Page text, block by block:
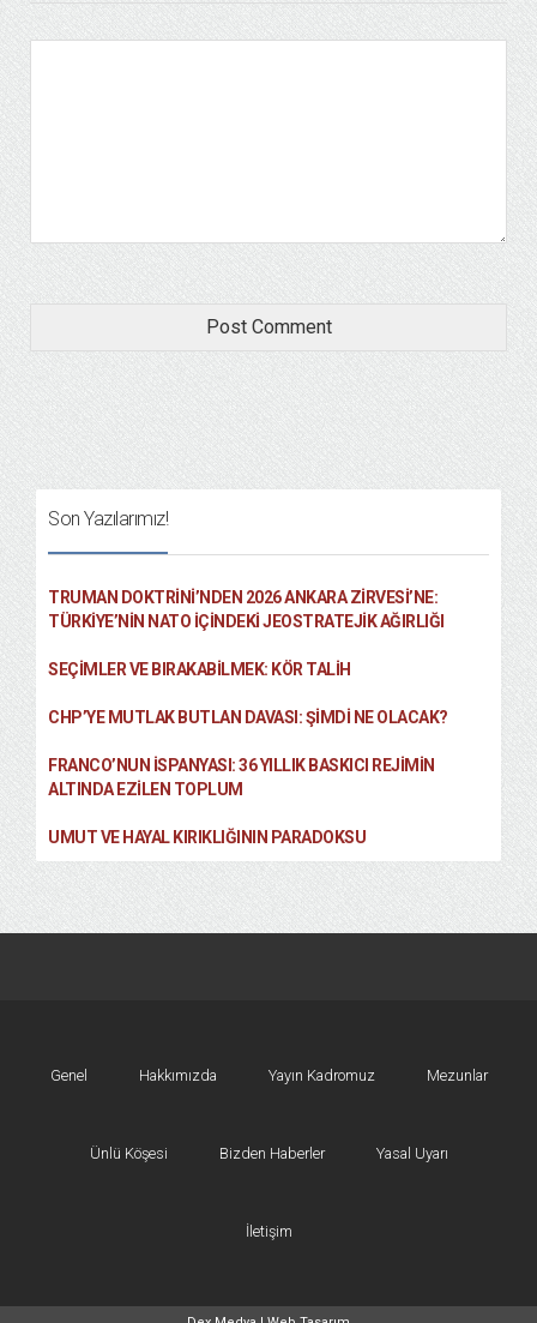
Son Yazılarımız!
TRUMAN DOKTRINI’NDEN 2026 ANKARA ZIRVESI’NE:
TÜRKIYE’NIN NATO İÇINDEKI JEOSTRATEJIK AĞIRLIĞI
SEÇIMLER VE BIRAKABILMEK: KÖR TALIH
CHP’YE MUTLAK BUTLAN DAVASI: ŞİMDİ NE OLACAK?
FRANCO’NUN İSPANYASI: 36 YILLIK BASKICI REJIMIN
ALTINDA EZILEN TOPLUM
UMUT VE HAYAL KIRIKLIĞININ PARADOKSU
Genel Hakkımızda Yayın Kadromuz Mezunlar
Ünlü Köşesi Bizden Haberler Yasal Uyarı
İletişim